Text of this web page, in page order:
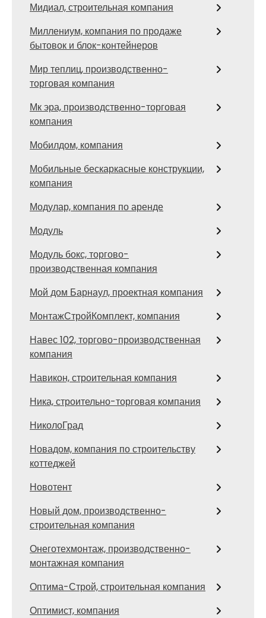
Мидиал, строительная компания
Миллениум, компания по продаже
бытовок и блок-контейнеров
Мир теплиц, производственно-
торговая компания
Мк эра, производственно-торговая
компания
Мобилдом, компания
Мобильные бескаркасные конструкции,
компания
Модулар, компания по аренде
Модуль
Модуль бокс, торгово-
производственная компания
Мой дом Барнаул, проектная компания
МонтажСтройКомплект, компания
Навес 102, торгово-производственная
компания
Навикон, строительная компания
Ника, строительно-торговая компания
НиколоГрад
Новадом, компания по строительству
коттеджей
Новотент
Новый дом, производственно-
строительная компания
Онеготехмонтаж, производственно-
монтажная компания
Оптима-Строй, строительная компания
Оптимист, компания